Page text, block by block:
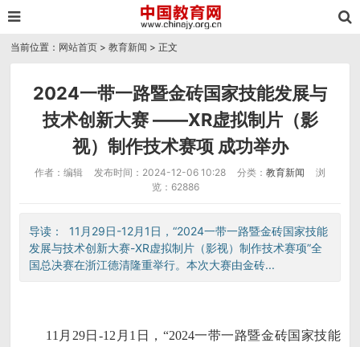
当前位置： 网站首页 >教育新闻 > 正文
2024一带一路暨金砖国家技能发展与
技术创新大赛 ——XR虚拟制片（影
视）制作技术赛项 成功举办
作者：编辑 发布时间：2024-12-06 10:28 分类： 教育新闻
浏
览：62886
导读： 11月29日-12月1日，“2024一带一路暨金砖国家技能
发展与技术创新大赛-XR虚拟制片（影视）制作技术赛项”全
国总决赛在浙江德清隆重举行。本次大赛由金砖...
11月29日-12月1日，“2024一带一路暨金砖国家技能